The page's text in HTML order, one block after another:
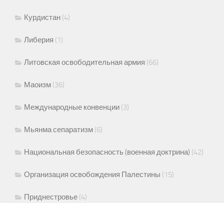
Курдистан (4)
Либерия (1)
Литовская освободительная армия (66)
Маоизм (36)
Международные конвенции (3)
Мьянма сепаратизм (6)
Национальная безопасность (военная доктрина) (42)
Организация освобождения Палестины (15)
Приднестровье (4)